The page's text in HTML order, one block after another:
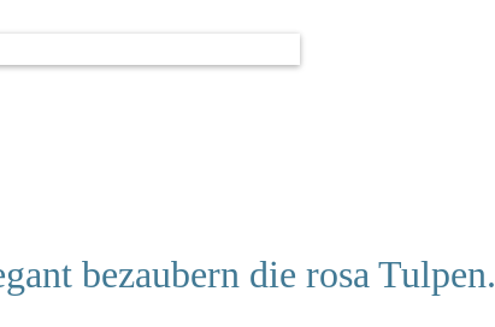
bezaubern die rosa Tulpen.